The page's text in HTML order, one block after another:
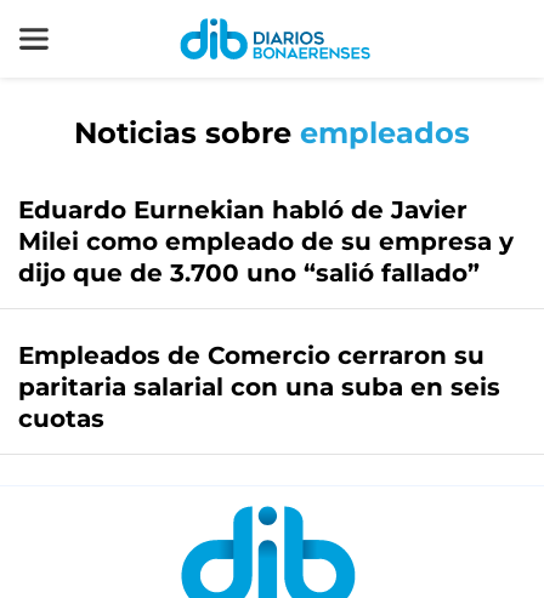
Noticias sobre empleados
Eduardo Eurnekian habló de Javier
Milei como empleado de su empresa y
dijo que de 3.700 uno “salió fallado”
Empleados de Comercio cerraron su
paritaria salarial con una suba en seis
cuotas